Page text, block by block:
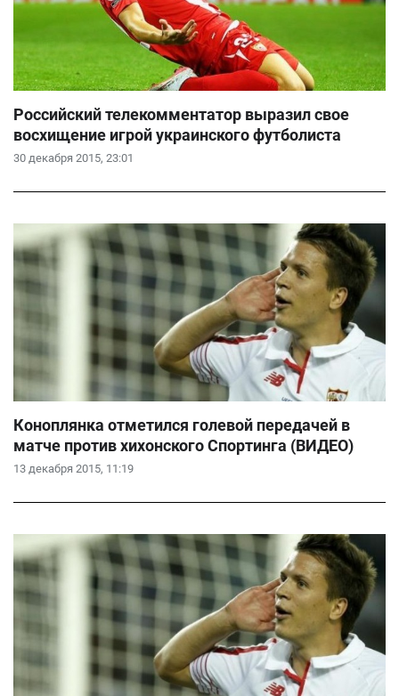
30 декабря 2015, 23:01
Российский телекомментатор выразил свое
восхищение игрой украинского футболиста
13 декабря 2015, 11:19
Коноплянка отметился голевой передачей в
матче против хихонского Спортинга (ВИДЕО)